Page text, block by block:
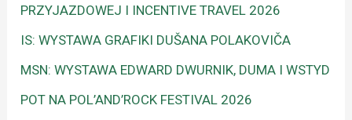
PRZYJAZDOWEJ I INCENTIVE TRAVEL 2026
IS: WYSTAWA GRAFIKI DUŠANA POLAKOVIČA
MSN: WYSTAWA EDWARD DWURNIK, DUMA I WSTYD
POT NA POL’AND’ROCK FESTIVAL 2026